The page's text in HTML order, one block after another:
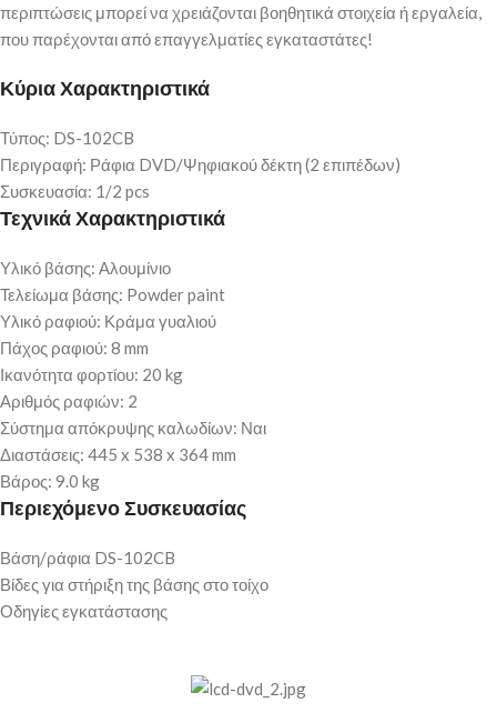
περιπτώσεις μπορεί να χρειάζονται βοηθητικά στοιχεία ή εργαλεία,
που παρέχονται από επαγγελματίες εγκαταστάτες!
Κύρια Χαρακτηριστικά
Τύπος: DS-102CB
Περιγραφή: Ράφια DVD/Ψηφιακού δέκτη (2 επιπέδων)
Συσκευασία: 1/2 pcs
Τεχνικά Χαρακτηριστικά
Υλικό βάσης: Αλουμίνιο
Τελείωμα βάσης: Powder paint
Υλικό ραφιού: Κράμα γυαλιού
Πάχος ραφιού: 8 mm
Ικανότητα φορτίου: 20 kg
Αριθμός ραφιών: 2
Σύστημα απόκρυψης καλωδίων: Ναι
Διαστάσεις: 445 x 538 x 364 mm
Βάρος: 9.0 kg
Περιεχόμενο Συσκευασίας
Βάση/ράφια DS-102CB
Βίδες για στήριξη της βάσης στο τοίχο
Οδηγίες εγκατάστασης